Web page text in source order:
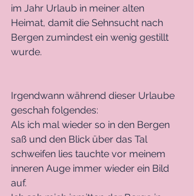
im Jahr Urlaub in meiner alten
Heimat, damit die Sehnsucht nach
Bergen zumindest ein wenig gestillt
wurde.
Irgendwann während dieser Urlaube
geschah folgendes:
Als ich mal wieder so in den Bergen
saß und den Blick über das Tal
schweifen lies tauchte vor meinem
inneren Auge immer wieder ein Bild
auf.